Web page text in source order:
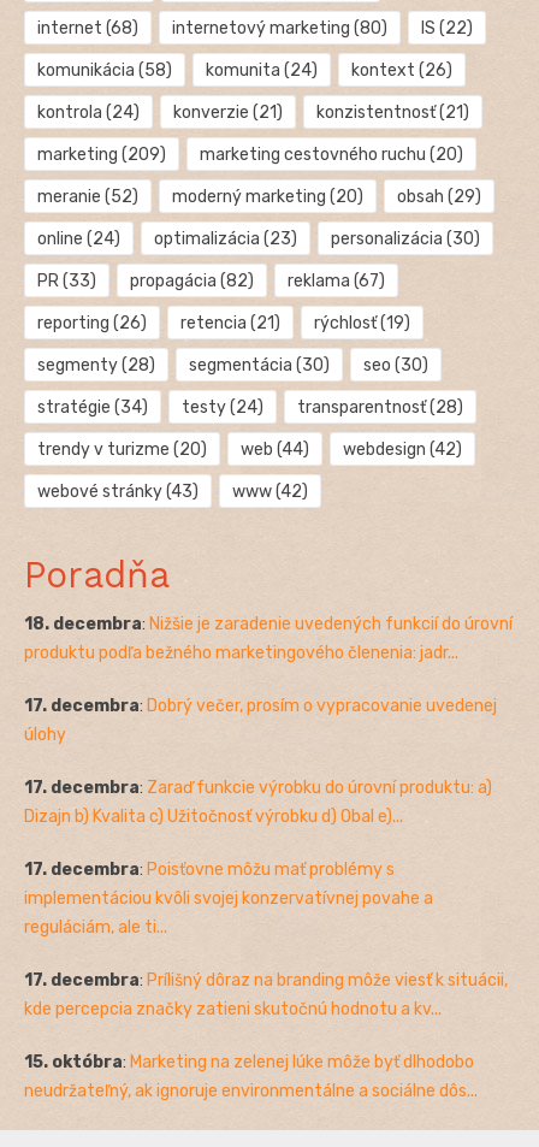
internet (68) internetový marketing (80) IS (22)
komunikácia (58) komunita (24) kontext (26)
kontrola (24) konverzie (21) konzistentnosť(21)
marketing (209) marketing cestovného ruchu (20)
meranie (52) moderný marketing (20) obsah (29)
online (24) optimalizácia (23) personalizácia (30)
PR(33) propagácia (82) reklama (67)
reporting (26) retencia (21) rýchlosť(19)
segmenty(28) segmentácia (30) seo (30)
stratégie (34) testy(24) transparentnosť(28)
trendy v turizme (20) web (44) webdesign (42)
webové stránky(43) www(42)
Poradňa
18. decembra: Nižšie je zaradenie uvedených funkcií do úrovní
produktu podľa bežného marketingového členenia: jadr...
17. decembra: Dobrý večer, prosím o vypracovanie uvedenej
úlohy
17. decembra: Zaraď funkcie výrobku do úrovní produktu: a)
Dizajn b) Kvalita c) Užitočnosť výrobku d) Obal e)...
17. decembra: Poisťovne môžu mať problémy s
implementáciou kvôli svojej konzervatívnej povahe a
reguláciám, ale ti...
17. decembra: Prílišný dôraz na branding môže viesť k situácii,
kde percepcia značky zatieni skutočnú hodnotu a kv...
15. októbra: Marketing na zelenej lúke môže byť dlhodobo
neudržateľný, ak ignoruje environmentálne a sociálne dôs...